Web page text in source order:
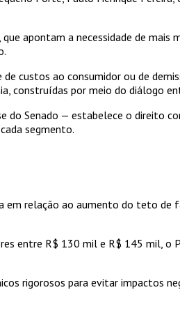
apontam a necessidade de mais
custos ao consumidor ou de
construídas por meio do diálogo
do Senado — estabelece o direito
segmento.
em relação ao aumento do teto de
entre R$ 130 mil e R$ 145 mil, o
rigorosos para evitar impactos